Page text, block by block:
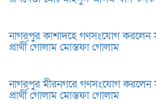
নাগরপুর কাশাদহে গণসংযোগ করলেন
প্রার্থী গোলাম মোস্তফা গোলাম
নাগরপুর মীরনগরে গণসংযোগ করলেন
প্রার্থী গোলাম মোস্তফা গোলাম